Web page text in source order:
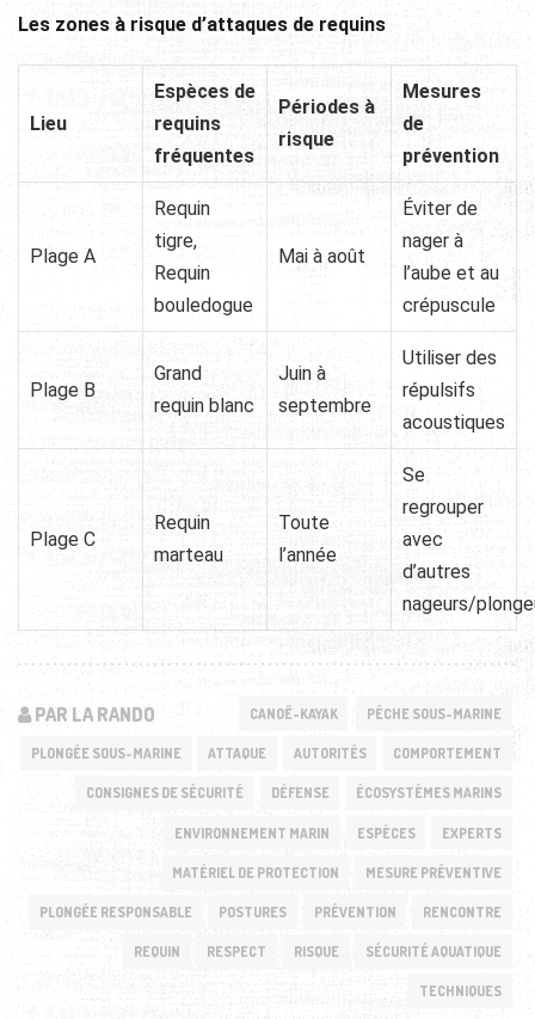
Les zones à risque d’attaques de requins
Lieu
Espèces de
requins
fréquentes
Périodes à
risque
Mesures
de
prévention
Plage A
Requin
tigre,
Requin
bouledogue
Mai à août
Éviter de
nager à
l’aube et au
crépuscule
Plage B
Grand
requin blanc
Juin à
septembre
Utiliser des
répulsifs
acoustiques
Plage C
Requin
marteau
Toute
l’année
Se
regrouper
avec
d’autres
nageurs/
PAR LA RANDO CANOË-KAYAK PÊCHE SOUS-MARINE
PLONGÉE SOUS-MARINE ATTAQUE AUTORITÉS COMPORTEMENT
CONSIGNES DE SÉCURITÉ DÉFENSE ÉCOSYSTÈMES MARINS
ENVIRONNEMENT MARIN ESPÈCES EXPERTS
MATÉRIEL DE PROTECTION MESURE PRÉVENTIVE
PLONGÉE RESPONSABLE POSTURES PRÉVENTION RENCONTRE
REQUIN RESPECT RISQUE SÉCURITÉ AQUATIQUE
TECHNIQUES